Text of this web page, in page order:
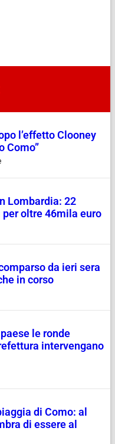
l’effetto Clooney
Como”
Lombardia: 22
oltre 46mila euro
da ieri sera
in corso
le ronde
intervengano
di Como: al
di essere al